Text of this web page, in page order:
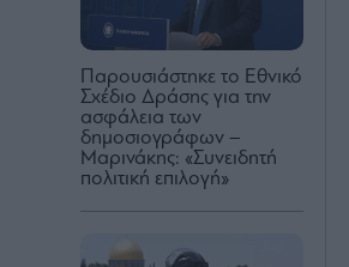
Παρουσιάστηκε το Εθνικό
Σχέδιο Δράσης για την
ασφάλεια των
δημοσιογράφων –
Μαρινάκης: «Συνειδητή
πολιτική επιλογή»